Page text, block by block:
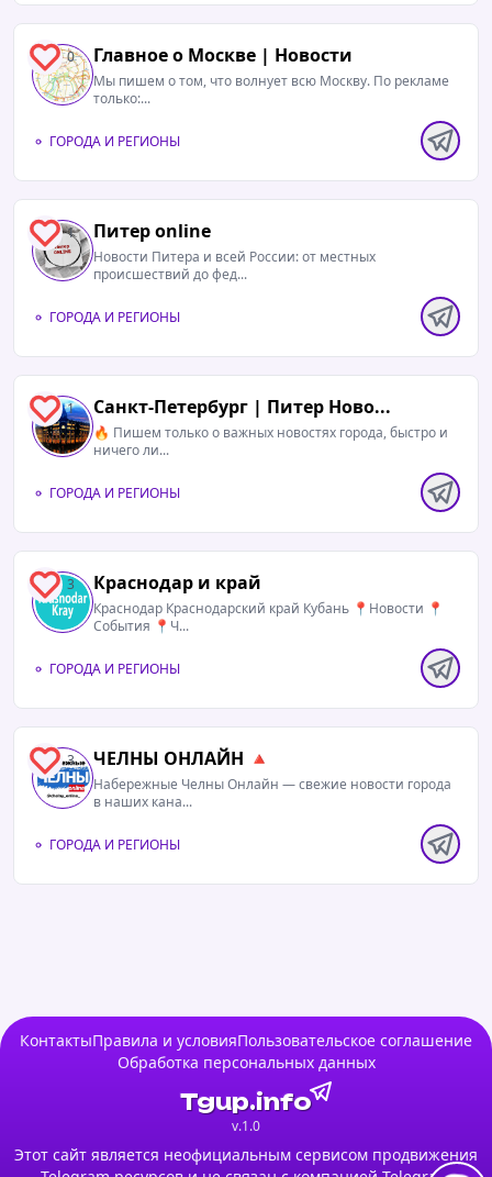
0 Главное о Москве | Новости
Мы пишем о том, что волнует всю Москву. По рекламе
только:...
ГОРОДА И РЕГИОНЫ
1 Питер online
Новости Питера и всей России: от местных
происшествий до фед...
ГОРОДА И РЕГИОНЫ
1 Санкт-Петербург | Питер Ново...
🔥 Пишем только о важных новостях города, быстро и
ничего ли...
ГОРОДА И РЕГИОНЫ
3 Краснодар и край
Краснодар Краснодарский край Кубань 📍Новости 📍
События 📍Ч...
ГОРОДА И РЕГИОНЫ
3 ЧЕЛНЫ ОНЛАЙН 🔺
Набережные Челны Онлайн — свежие новости города
в наших кана...
ГОРОДА И РЕГИОНЫ
КонтактыПравила и условияПользовательское соглашение
Обработка персональных данных
Tgup.info
v.1.0
Этот сайт является неофициальным сервисом продвижения